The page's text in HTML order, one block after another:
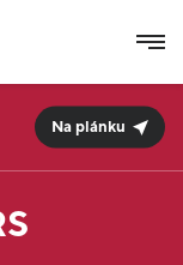
Na plánku